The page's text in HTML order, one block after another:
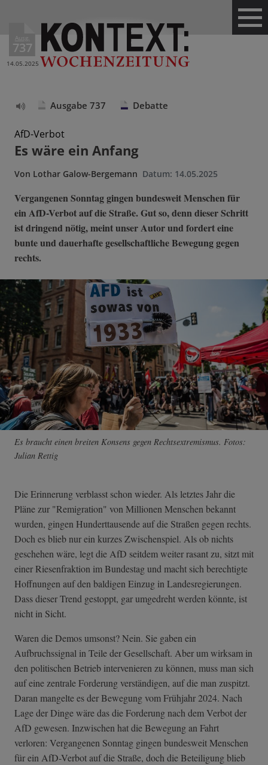
Ausg.
737
14.05.2025
vorlesen
Ausgabe 737 Debatte
AfD-Verbot
Es wäre ein Anfang
Von Lothar Galow-Bergemann Datum: 14.05.2025
Vergangenen Sonntag gingen bundesweit Menschen für
ein AfD-Verbot auf die Straße. Gut so, denn dieser Schritt
ist dringend nötig, meint unser Autor und fordert eine
bunte und dauerhafte gesellschaftliche Bewegung gegen
rechts.
Es braucht einen breiten Konsens gegen Rechtsextremismus. Fotos:
Julian Rettig
Die Erinnerung verblasst schon wieder. Als letztes Jahr die
Pläne zur "Remigration" von Millionen Menschen bekannt
wurden, gingen Hunderttausende auf die Straßen gegen rechts.
Doch es blieb nur ein kurzes Zwischenspiel. Als ob nichts
geschehen wäre, legt die AfD seitdem weiter rasant zu, sitzt mit
einer Riesenfraktion im Bundestag und macht sich berechtigte
Hoffnungen auf den baldigen Einzug in Landesregierungen.
Dass dieser Trend gestoppt, gar umgedreht werden könnte, ist
nicht in Sicht.
Waren die Demos umsonst? Nein. Sie gaben ein
Aufbruchssignal in Teile der Gesellschaft. Aber um wirksam in
den politischen Betrieb intervenieren zu können, muss man sich
auf eine zentrale Forderung verständigen, auf die man zuspitzt.
Daran mangelte es der Bewegung vom Frühjahr 2024. Nach
Lage der Dinge wäre das die Forderung nach dem Verbot der
AfD gewesen. Inzwischen hat die Bewegung an Fahrt
verloren: Vergangenen Sonntag gingen bundesweit Menschen
für ein AfD-Verbot auf die Straße, doch die Beteiligung blieb